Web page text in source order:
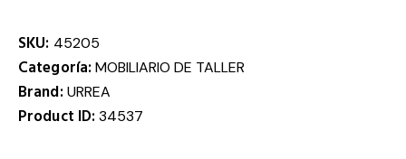
SKU: 45205
Categoría:MOBILIARIO DE TALLER
Brand: URREA
Product ID:34537